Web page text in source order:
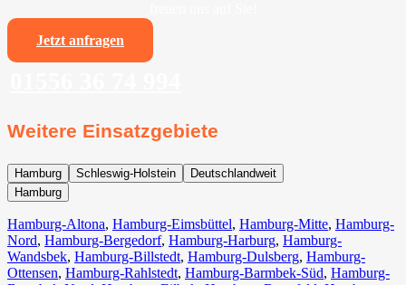
Jetzt anfragen
Weitere Einsatzgebiete
Hamburg Schleswig-Holstein
Deutschlandweit
Hamburg
Hamburg-Altona, Hamburg-Eimsbüttel, Hamburg-Mitte, Hamburg-
Nord, Hamburg-Bergedorf, Hamburg-Harburg, Hamburg-
Wandsbek, Hamburg-Billstedt, Hamburg-Dulsberg, Hamburg-
Ottensen, Hamburg-Rahlstedt, Hamburg-Barmbek-Süd, Hamburg-